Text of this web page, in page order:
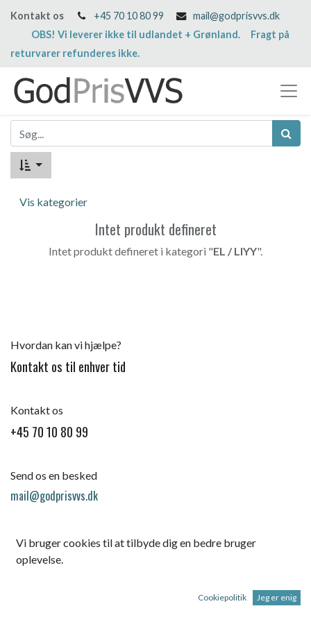
Kontakt os +45 70 10 80 99
mail@godprisvvs.dk
OBS! Vi leverer ikke til udlandet + Grønland. Fragt på
returvarer refunderes ikke.
Vis kategorier
Intet produkt defineret
Intet produkt defineret i kategori "EL / LIYY".
Hvordan kan vi hjælpe?
Kontakt os til enhver tid
Kontakt os
+45 70 10 80 99
Send os en besked
mail@godprisvvs.dk
Startside
Vi bruger cookies til at tilbyde dig en bedre bruger
oplevelse.
Cookiepolitik Jeg er enig